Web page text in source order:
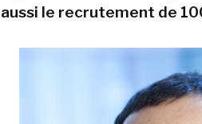
aussi le recrutement de